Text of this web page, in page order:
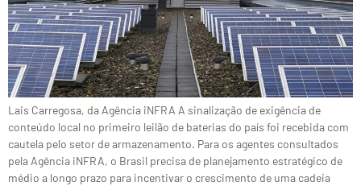
Lais Carregosa, da Agência iNFRA A sinalização de exigência de
conteúdo local no primeiro leilão de baterias do país foi recebida com
cautela pelo setor de armazenamento. Para os agentes consultados
pela Agência iNFRA, o Brasil precisa de planejamento estratégico de
médio a longo prazo para incentivar o crescimento de uma cadeia